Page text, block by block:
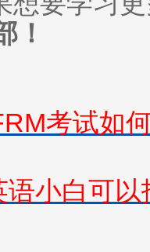
！
考试如
语小白可